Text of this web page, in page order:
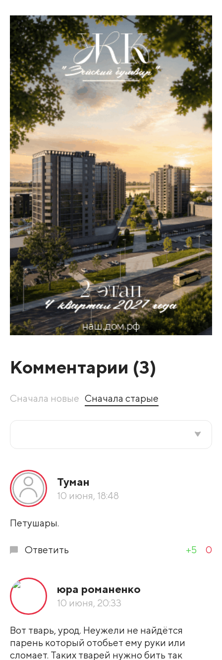
Комментарии (3)
Сначала новые Сначала старые
По рейтингу
Туман
10 июня, 18:48
Петушары.
Ответить +5 0
юра романенко
10 июня, 20:33
Вот тварь, урод. Неужели не найдётся
парень который отобьет ему руки или
сломает. Таких тварей нужно бить так